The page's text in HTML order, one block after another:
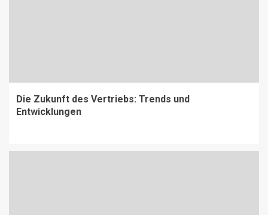
Die Zukunft des Vertriebs: Trends und
Entwicklungen